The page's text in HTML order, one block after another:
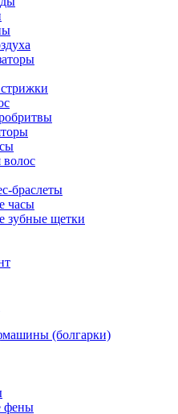
браслеты
часы
зубные щетки
(болгарки)
фены